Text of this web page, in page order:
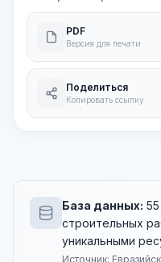
PDF
Версия для печати
Поделиться
Копировать ссылку
База данных:
строительных
уникальными
Источник: